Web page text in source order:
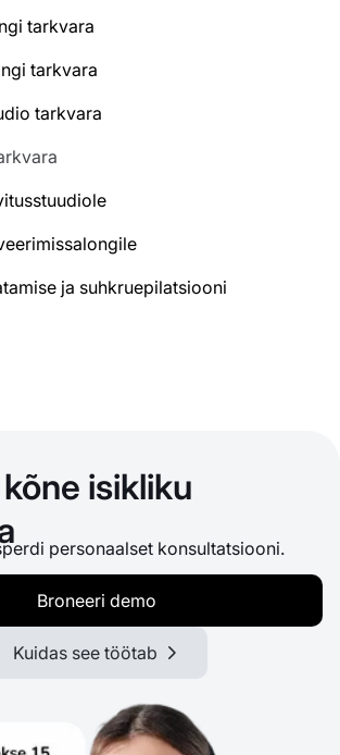
tarkvara
tarkvara
tarkvara
ja suhkruepilatsiooni
isikliku
personaalset konsultatsiooni.
Broneeri demo
Kuidas see töötab